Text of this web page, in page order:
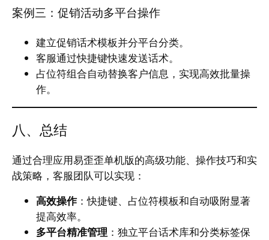
案例三：促销活动多平台操作
建立促销话术模板并分平台分类。
客服通过快捷键快速发送话术。
占位符组合自动替换客户信息，实现高效批量操
作。
八、总结
通过合理应用易歪歪单机版的高级功能、操作技巧和实
战策略，客服团队可以实现：
高效操作：快捷键、占位符模板和自动吸附显著
提高效率。
多平台精准管理 ：独立平台话术库和分类标签保